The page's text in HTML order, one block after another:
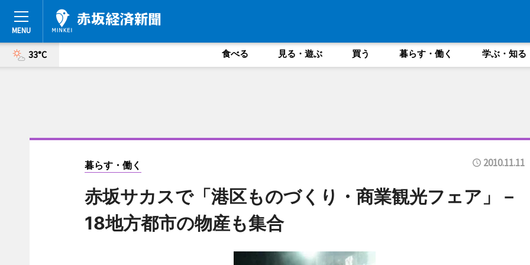
33°C 食べる 見る・遊ぶ 買う 暮らす・働く 学ぶ・知る
暮らす・働く 2010.11.11
赤坂サカスで「港区ものづくり・商業観光フェア」－
18地方都市の物産も集合